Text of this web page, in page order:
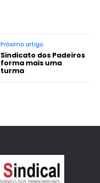
Próximo artigo
Sindicato dos Padeiros
forma mais uma
turma